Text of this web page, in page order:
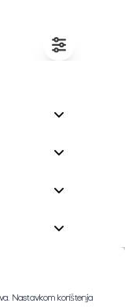
Nastavkom korištenja